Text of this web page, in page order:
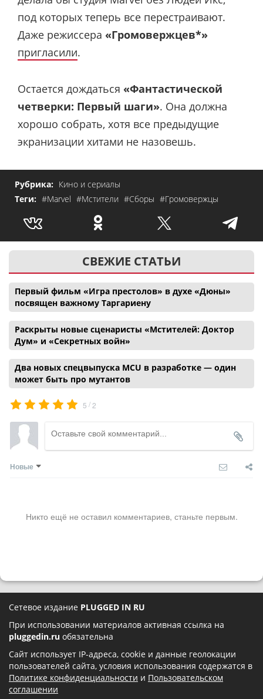
под которых теперь все перестраивают.
Даже режиссера «Громовержцев*»
пригласили.
Остается дождаться «Фантастической
четверки: Первый шаги». Она должна
хорошо собрать, хотя все предыдущие
экранизации хитами не назовешь.
Рубрика: Кино и сериалы
Теги: #Marvel #Мстители #Сборы #Громовержцы
СВЕЖИЕ СТАТЬИ
Первый фильм «Игра престолов» в духе «Дюны»
посвящен важному Таргариену
Раскрыты новые сценаристы «Мстителей: Доктор
Дум» и «Секретных войн»
Два новых спецвыпуска MCU в разработке — один
может быть про мутантов
5 /2
Новые
Никто ещё не оставил комментариев, станьте первым.
Сетевое издание PLUGGED IN RU
При использовании материалов активная ссылка на
pluggedin.ru обязательна
Сайт использует IP-адреса, cookie и данные геолокации
пользователей сайта, условия использования содержатся в
Политике конфиденциальности и Пользовательском
соглашении